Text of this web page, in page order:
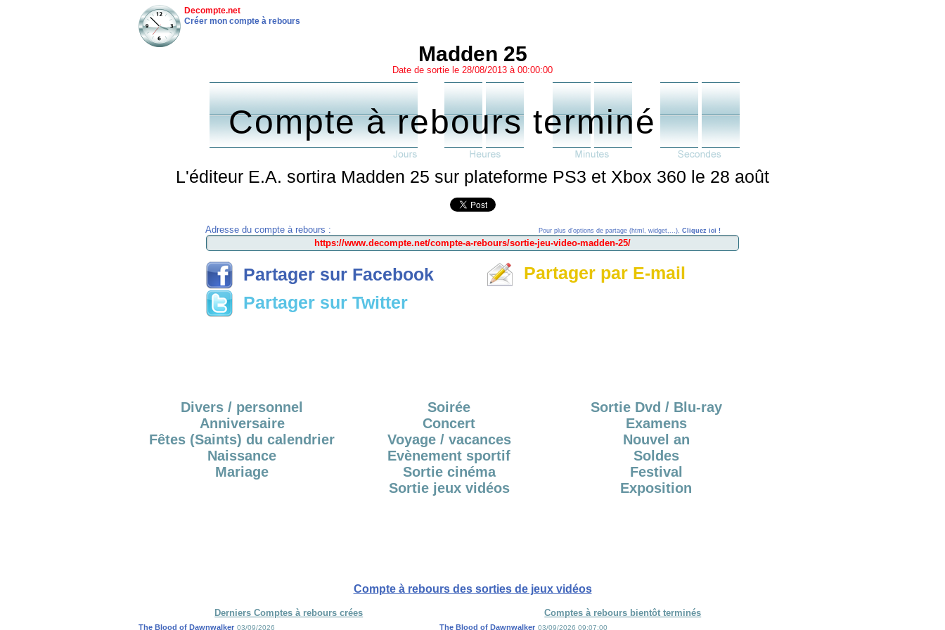
Decompte.net
Créer mon compte à rebours
Madden 25
Date de sortie le 28/08/2013 à 00:00:00
Compte à rebours terminé
L'éditeur E.A. sortira Madden 25 sur plateforme PS3 et Xbox 360 le 28 août
Adresse du compte à rebours : Pour plus d'options de partage (html, widget,...), Cliquez ici !
Partager sur Facebook
Partager sur Twitter
Partager par E-mail
Divers / personnel
Anniversaire
Fêtes (Saints) du calendrier
Naissance
Mariage
Soirée
Concert
Voyage / vacances
Evènement sportif
Sortie cinéma
Sortie jeux vidéos
Sortie Dvd / Blu-ray
Examens
Nouvel an
Soldes
Festival
Exposition
Compte à rebours des sorties de jeux vidéos
Derniers Comptes à rebours crées Comptes à rebours bientôt terminés
The Blood of Dawnwalker 03/09/2026 The Blood of Dawnwalker 03/09/2026 09:07:00